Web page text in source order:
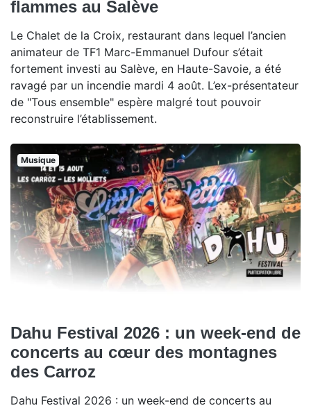
flammes au Salève
Le Chalet de la Croix, restaurant dans lequel l’ancien
animateur de TF1 Marc-Emmanuel Dufour s’était
fortement investi au Salève, en Haute-Savoie, a été
ravagé par un incendie mardi 4 août. L’ex-présentateur
de "Tous ensemble" espère malgré tout pouvoir
reconstruire l’établissement.
Musique
Dahu Festival 2026 : un week-end de
concerts au cœur des montagnes
des Carroz
Dahu Festival 2026 : un week-end de concerts au